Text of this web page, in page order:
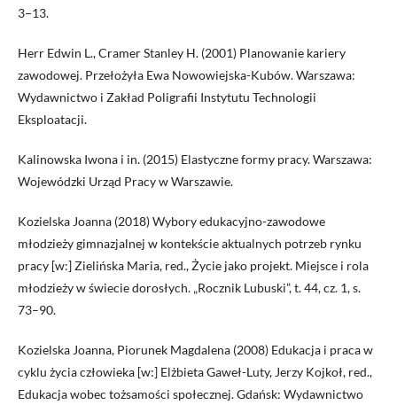
3−13.
Herr Edwin L., Cramer Stanley H. (2001) Planowanie kariery
zawodowej. Przełożyła Ewa Nowowiejska-Kubów. Warszawa:
Wydawnictwo i Zakład Poligrafii Instytutu Technologii
Eksploatacji.
Kalinowska Iwona i in. (2015) Elastyczne formy pracy. Warszawa:
Wojewódzki Urząd Pracy w Warszawie.
Kozielska Joanna (2018) Wybory edukacyjno-zawodowe
młodzieży gimnazjalnej w kontekście aktualnych potrzeb rynku
pracy [w:] Zielińska Maria, red., Życie jako projekt. Miejsce i rola
młodzieży w świecie dorosłych. „Rocznik Lubuski”, t. 44, cz. 1, s.
73–90.
Kozielska Joanna, Piorunek Magdalena (2008) Edukacja i praca w
cyklu życia człowieka [w:] Elżbieta Gaweł-Luty, Jerzy Kojkoł, red.,
Edukacja wobec tożsamości społecznej. Gdańsk: Wydawnictwo